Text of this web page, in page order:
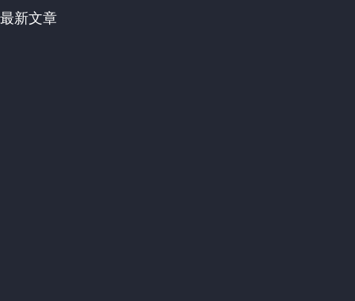
最新文章